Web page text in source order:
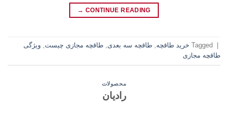
CONTINUE READING
→
Tagged خرید طاقچه, طاقچه سه بعدی, طاقچه مجازی چیست, ویژگی
طاقچه مجازی
محصولات
رادیان